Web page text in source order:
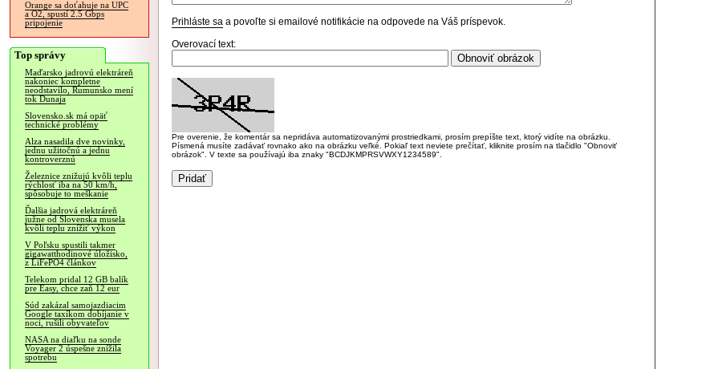
Orange sa doťahuje na UPC
a O2, spustí 2.5 Gbps
pripojenie
Top správy
Maďarsko jadrovú elektráreň
nakoniec kompletne
neodstavilo, Rumunsko mení
tok Dunaja
Slovensko.sk má opäť
technické problémy
Alza nasadila dve novinky,
jednu užitočnú a jednu
kontroverznú
Železnice znižujú kvôli teplu
rýchlosť iba na 50 km/h,
spôsobuje to meškanie
Ďalšia jadrová elektráreň
južne od Slovenska musela
kvôli teplu znížiť výkon
V Poľsku spustili takmer
gigawatthodinové úložisko,
z LiFePO4 článkov
Telekom pridal 12 GB balík
pre Easy, chce zaň 12 eur
Súd zakázal samojazdiacim
Google taxíkom dobíjanie v
noci, rušili obyvateľov
NASA na diaľku na sonde
Voyager 2 úspešne znížila
spotrebu
Prihláste sa a povoľte si emailové notifikácie na odpovede na Váš príspevok.
Overovací text:
Pre overenie, že komentár sa nepridáva automatizovanými prostriedkami, prosím prepíšte text, ktorý vidíte na obrázku.
Písmená musíte zadávať rovnako ako na obrázku veľké. Pokiaľ text neviete prečítať, kliknite prosím na tlačidlo "Obnoviť
obrázok". V texte sa používajú iba znaky "BCDJKMPRSVWXY1234589".